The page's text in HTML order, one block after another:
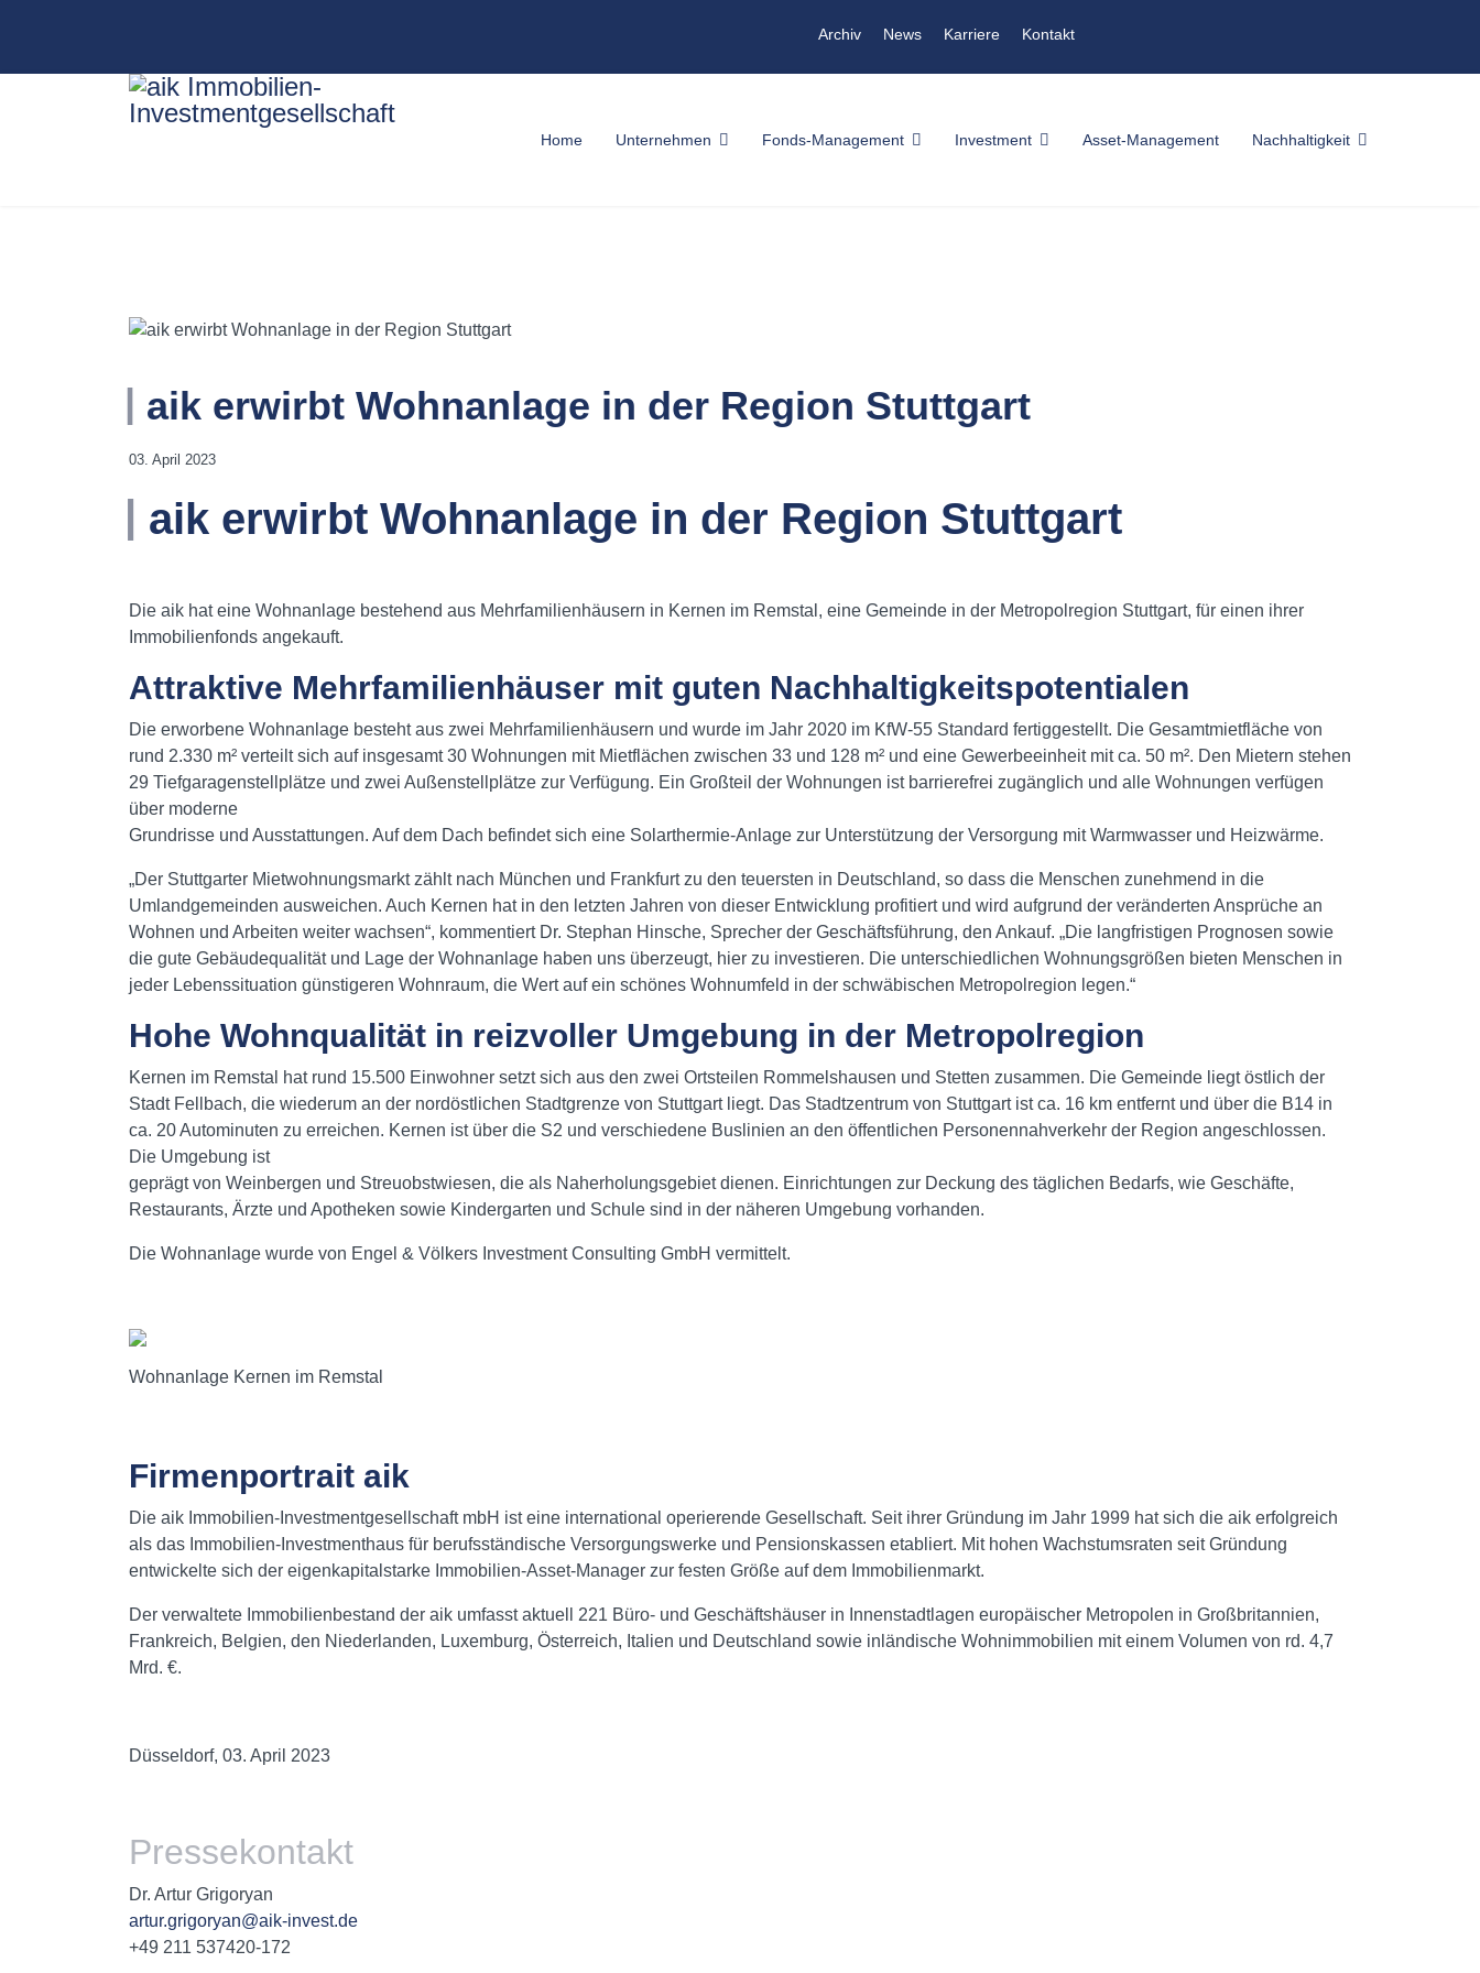
Archiv News Karriere Kontakt
Home Unternehmen Fonds-Management Investment Asset-Management Nachhaltigkeit
aik erwirbt Wohnanlage in der Region Stuttgart
03. April 2023
aik erwirbt Wohnanlage in der Region Stuttgart
Die aik hat eine Wohnanlage bestehend aus Mehrfamilienhäusern in Kernen im Remstal, eine Gemeinde in der Metropolregion Stuttgart, für einen ihrer
Immobilienfonds angekauft.
Attraktive Mehrfamilienhäuser mit guten Nachhaltigkeitspotentialen
Die erworbene Wohnanlage besteht aus zwei Mehrfamilienhäusern und wurde im Jahr 2020 im KfW-55 Standard fertiggestellt. Die Gesamtmietfläche von
rund 2.330 m² verteilt sich auf insgesamt 30 Wohnungen mit Mietflächen zwischen 33 und 128 m² und eine Gewerbeeinheit mit ca. 50 m². Den Mietern stehen
29 Tiefgaragenstellplätze und zwei Außenstellplätze zur Verfügung. Ein Großteil der Wohnungen ist barrierefrei zugänglich und alle Wohnungen verfügen
über moderne
Grundrisse und Ausstattungen. Auf dem Dach befindet sich eine Solarthermie-Anlage zur Unterstützung der Versorgung mit Warmwasser und Heizwärme.
„Der Stuttgarter Mietwohnungsmarkt zählt nach München und Frankfurt zu den teuersten in Deutschland, so dass die Menschen zunehmend in die
Umlandgemeinden ausweichen. Auch Kernen hat in den letzten Jahren von dieser Entwicklung profitiert und wird aufgrund der veränderten Ansprüche an
Wohnen und Arbeiten weiter wachsen“, kommentiert Dr. Stephan Hinsche, Sprecher der Geschäftsführung, den Ankauf. „Die langfristigen Prognosen sowie
die gute Gebäudequalität und Lage der Wohnanlage haben uns überzeugt, hier zu investieren. Die unterschiedlichen Wohnungsgrößen bieten Menschen in
jeder Lebenssituation günstigeren Wohnraum, die Wert auf ein schönes Wohnumfeld in der schwäbischen Metropolregion legen.“
Hohe Wohnqualität in reizvoller Umgebung in der Metropolregion
Kernen im Remstal hat rund 15.500 Einwohner setzt sich aus den zwei Ortsteilen Rommelshausen und Stetten zusammen. Die Gemeinde liegt östlich der
Stadt Fellbach, die wiederum an der nordöstlichen Stadtgrenze von Stuttgart liegt. Das Stadtzentrum von Stuttgart ist ca. 16 km entfernt und über die B14 in
ca. 20 Autominuten zu erreichen. Kernen ist über die S2 und verschiedene Buslinien an den öffentlichen Personennahverkehr der Region angeschlossen.
Die Umgebung ist
geprägt von Weinbergen und Streuobstwiesen, die als Naherholungsgebiet dienen. Einrichtungen zur Deckung des täglichen Bedarfs, wie Geschäfte,
Restaurants, Ärzte und Apotheken sowie Kindergarten und Schule sind in der näheren Umgebung vorhanden.
Die Wohnanlage wurde von Engel & Völkers Investment Consulting GmbH vermittelt.
Wohnanlage Kernen im Remstal
Firmenportrait aik
Die aik Immobilien-Investmentgesellschaft mbH ist eine international operierende Gesellschaft. Seit ihrer Gründung im Jahr 1999 hat sich die aik erfolgreich
als das Immobilien-Investmenthaus für berufsständische Versorgungswerke und Pensionskassen etabliert. Mit hohen Wachstumsraten seit Gründung
entwickelte sich der eigenkapitalstarke Immobilien-Asset-Manager zur festen Größe auf dem Immobilienmarkt.
Der verwaltete Immobilienbestand der aik umfasst aktuell 221 Büro- und Geschäftshäuser in Innenstadtlagen europäischer Metropolen in Großbritannien,
Frankreich, Belgien, den Niederlanden, Luxemburg, Österreich, Italien und Deutschland sowie inländische Wohnimmobilien mit einem Volumen von rd. 4,7
Mrd. €.
Düsseldorf, 03. April 2023
Pressekontakt
Dr. Artur Grigoryan
artur.grigoryan@aik-invest.de
+49 211 537420-172